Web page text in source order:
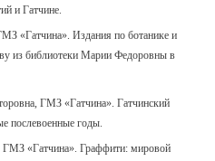
и Гатчине.
«Гатчина». Издания по ботанике и
из библиотеки Марии Федоровны в
ГМЗ «Гатчина». Гатчинский
послевоенные годы.
«Гатчина». Граффити: мировой